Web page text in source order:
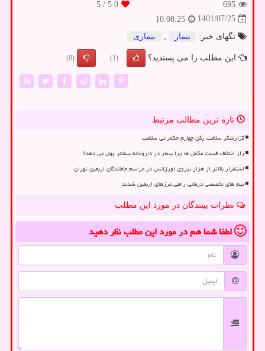
695
5.0
/ 5
1401/07/25
10:08:25
تگهای خبر:
بیمار بیماری
این مطلب را می پسندید؟ (1)
(0)
تازه ترین مطالب مرتبط
گزارشگر سلامت رکن چهارم حکمرانی سلامت
راز اختلاف قیمت مکمل ها چرا بیمار در داروخانه بیشتر پول می دهد؟
استقرار بالاتر از هزار نیروی اورژانس در مراسم جاماندگان اربعین تهران
تیم های تخصصی درمانی راهی مرزهای اربعین شدند
نظرات بینندگان در مورد این مطلب
لطفا شما همدر مورد این مطلبنظر دهید